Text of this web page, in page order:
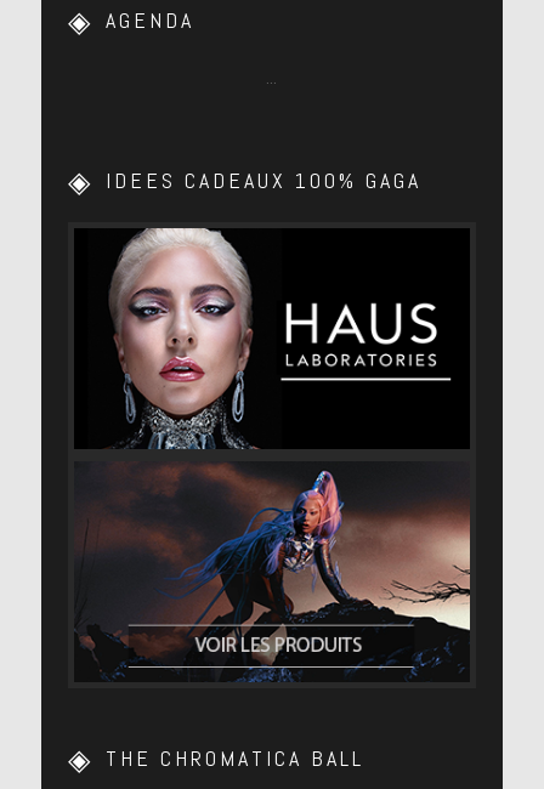
AGENDA
…
IDEES CADEAUX 100% GAGA
THE CHROMATICA BALL